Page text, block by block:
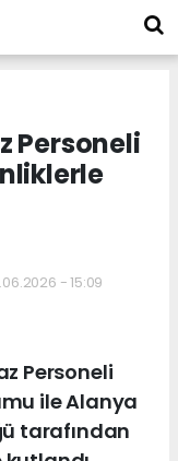
Personeli
- 15:09
Personeli
ile Alanya
tarafından